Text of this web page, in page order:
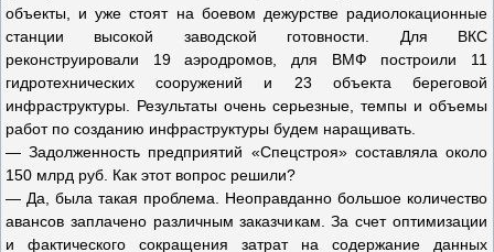
объекты, и уже стоят на боевом дежурстве радиолокационные
станции высокой заводской готовности. Для ВКС
реконструировали 19 аэродромов, для ВМФ построили 11
гидротехнических сооружений и 23 объекта береговой
инфраструктуры. Результаты очень серьезные, темпы и объемы
работ по созданию инфраструктуры будем наращивать.
— Задолженность предприятий «Спецстроя» составляла около
150 млрд руб. Как этот вопрос решили?
— Да, была такая проблема. Неоправданно большое количество
авансов заплачено различным заказчикам. За счет оптимизации
и фактического сокращения затрат на содержание данных